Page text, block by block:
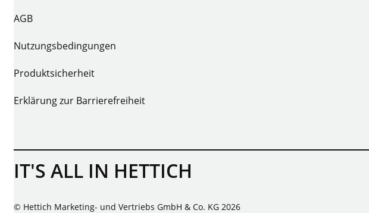
AGB
Nutzungsbedingungen
Produktsicherheit
Erklärung zur Barrierefreiheit
IT'S ALL IN HETTICH
© Hettich Marketing- und Vertriebs GmbH & Co. KG 2026